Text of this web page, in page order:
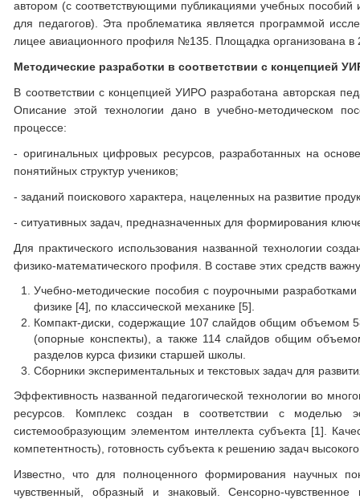
автором (с соответствующими публикациями учебных
для педагогов). Эта проблематика является программой
лицее авиационного профиля №135. Площадка организована в
Методические разработки в соответствии с концепцией
В соответствии с концепцией УИРО разработана авторская
Описание этой технологии дано в учебно-методическом
процессе:
- оригинальных цифровых ресурсов, разработанных на
понятийных структур учеников;
- заданий поискового характера, нацеленных на развитие
- ситуативных задач, предназначенных для формирования
Для практического использования названной технологии
физико-математического профиля. В составе этих средств
Учебно-методические пособия с поурочными
физике [4]
по классической механике [5].
Компакт-диски, содержащие 107 слайдов общим объемом
(опорные конспекты), а также 114 слайдов общим
разделов курса физики старшей школы.
Сборники экспериментальных и текстовых задач для
Эффективность названной педагогической технологии во
ресурсов. Комплекс создан в соответствии с моделью
системообразующим элементом интеллекта субъекта [1].
компетентность), готовность субъекта к решению задач
Известно, что для полноценного формирования научных
чувственный, образный и знаковый. Сенсорно-